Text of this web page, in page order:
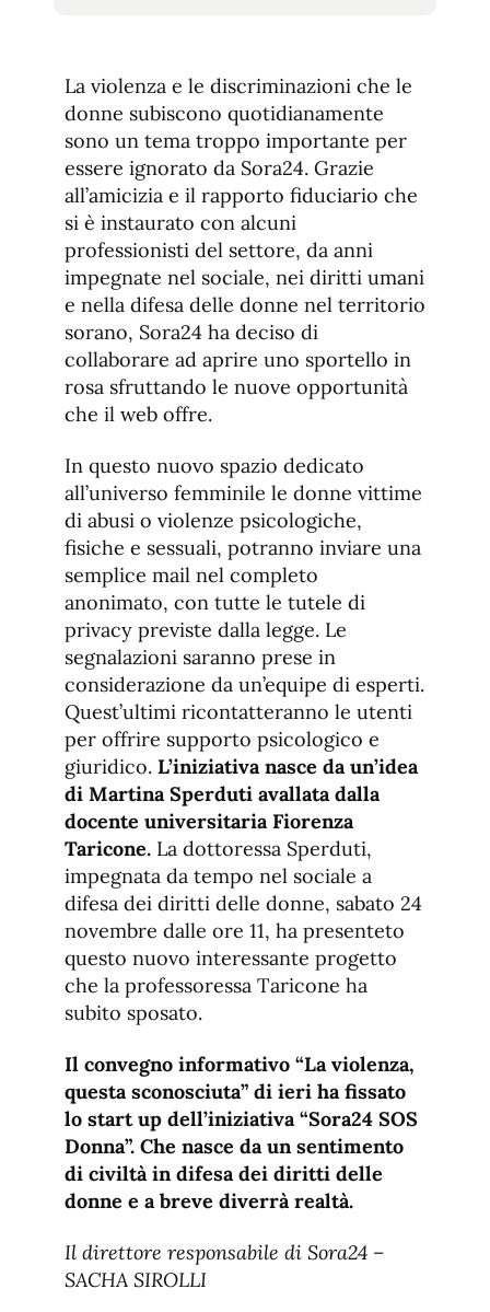
fuente
de
fuente.
La violenza e le discriminazioni che le
donne subiscono quotidianamente
sono un tema troppo importante per
essere ignorato da Sora24. Grazie
all’amicizia e il rapporto fiduciario che
si è instaurato con alcuni
professionisti del settore, da anni
impegnate nel sociale, nei diritti umani
e nella difesa delle donne nel territorio
sorano, Sora24 ha deciso di
collaborare ad aprire uno sportello in
rosa sfruttando le nuove opportunità
che il web offre.
In questo nuovo spazio dedicato
all’universo femminile le donne vittime
di abusi o violenze psicologiche,
fisiche e sessuali, potranno inviare una
semplice mail nel completo
anonimato, con tutte le tutele di
privacy previste dalla legge. Le
segnalazioni saranno prese in
considerazione da un’equipe di esperti.
Quest’ultimi ricontatteranno le utenti
per offrire supporto psicologico e
giuridico. L’iniziativa nasce da un’idea
di Martina Sperduti avallata dalla
docente universitaria Fiorenza
Taricone. La dottoressa Sperduti,
impegnata da tempo nel sociale a
difesa dei diritti delle donne, sabato 24
novembre dalle ore 11, ha presenteto
questo nuovo interessante progetto
che la professoressa Taricone ha
subito sposato.
Il convegno informativo “La violenza,
questa sconosciuta” di ieri ha fissato
lo start up dell’iniziativa “Sora24 SOS
Donna”. Che nasce da un sentimento
di civiltà in difesa dei diritti delle
donne e a breve diverrà realtà.
Il direttore responsabile di Sora24 –
SACHA SIROLLI